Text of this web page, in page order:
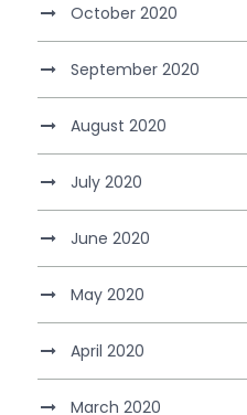
October 2020
September 2020
August 2020
July 2020
June 2020
May 2020
April 2020
March 2020